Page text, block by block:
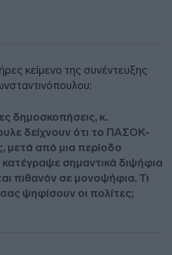
κείμενο της συνέντευξης
δημοσκοπήσεις, κ.
δείχνουν ότι το ΠΑΣΟΚ-
μετά από μια περίοδο
σημαντικά διψήφια
πιθανόν σε μονοψήφια. Τι
σας ψηφίσουν οι πολίτες;